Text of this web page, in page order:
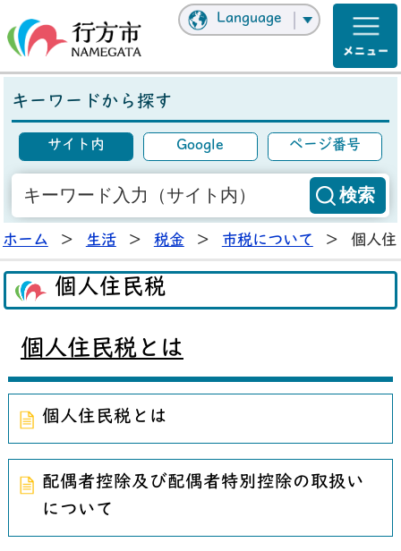
Language
キーワードから探す
サイト内 Google ページ番号
ホーム > 生活 > 税金 > 市税について > 個人住
個人住民税
個人住民税とは
個人住民税とは
配偶者控除及び配偶者特別控除の取扱い
について